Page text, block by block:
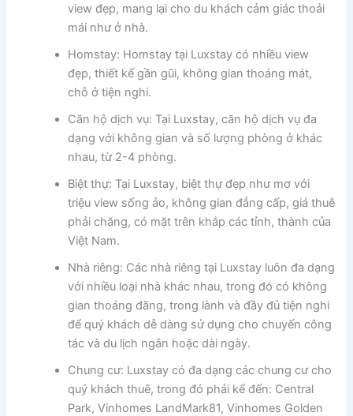
view đẹp, mang lại cho du khách cảm giác thoải
mái như ở nhà.
Homstay: Homstay tại Luxstay có nhiều view
đẹp, thiết kế gần gũi, không gian thoáng mát,
chỗ ở tiện nghi.
Căn hộ dịch vụ: Tại Luxstay, căn hộ dịch vụ đa
dạng với không gian và số lượng phòng ở khác
nhau, từ 2-4 phòng.
Biệt thự: Tại Luxstay, biệt thự đẹp như mơ với
triệu view sống ảo, không gian đẳng cấp, giá thuê
phải chăng, có mặt trên khắp các tỉnh, thành của
Việt Nam.
Nhà riêng: Các nhà riêng tại Luxstay luôn đa dạng
với nhiều loại nhà khác nhau, trong đó có không
gian thoáng đãng, trong lành và đầy đủ tiện nghi
để quý khách dễ dàng sử dụng cho chuyến công
tác và du lịch ngắn hoặc dài ngày.
Chung cư: Luxstay có đa dạng các chung cư cho
quý khách thuê, trong đó phải kể đến: Central
Park, Vinhomes LandMark81, Vinhomes Golden